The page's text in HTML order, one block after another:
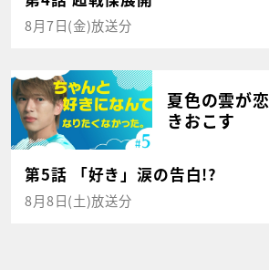
8月7日(金)放送分
夏色の雲が
きおこす
第5話 「好き」涙の告白!?
8月8日(土)放送分